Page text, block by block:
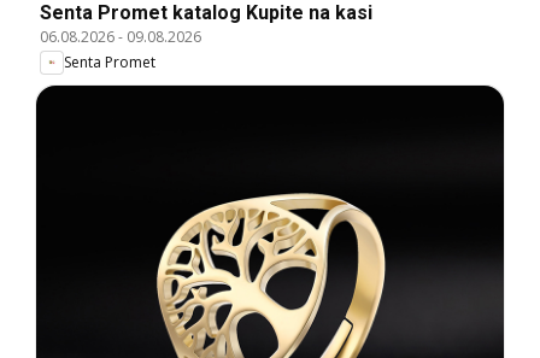
Senta Promet katalog Kupite na kasi
06.08.2026- 09.08.2026
Senta Promet